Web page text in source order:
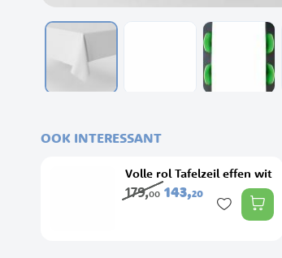
het
begin
OOK INTERESSANT
Volle rol Tafelzeil effen wit
143,20
179,00